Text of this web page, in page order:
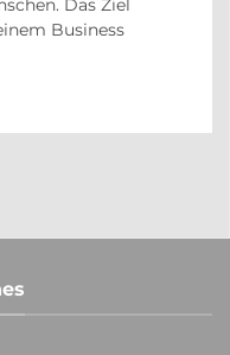
Das Ziel
Business